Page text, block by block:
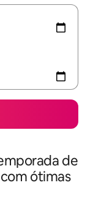
de
ótimas